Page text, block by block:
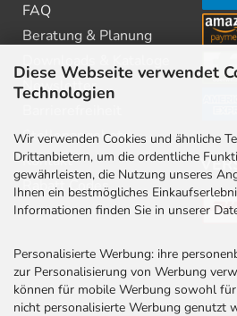
Diese Webseite verwendet
Technologien
Wir verwenden Cookies und ähnliche
Drittanbietern, um die ordentliche
gewährleisten, die Nutzung unseres
Ihnen ein bestmögliches
Informationen finden Sie in unserer
Personalisierte Werbung: ihre
zur Personalisierung von Werbung
können für mobile Werbung sowohl
nicht personalisierte Werbung genutzt
FAQ
Beratung & Planung
Newsletter
Stellenangebote
Kontakt
Rabatt Codes